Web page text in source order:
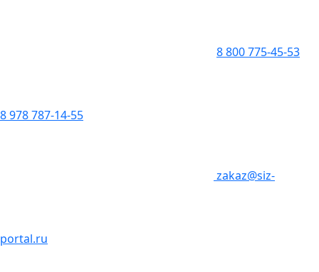
8 800 775-45-53
8 978 787-14-55
zakaz@siz-
portal.ru